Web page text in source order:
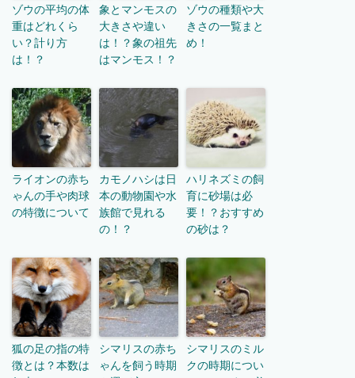
ゾウの平均の体
重はどれくら
い？計り方
は！？
象とマンモスの
大きさや違い
は！？象の祖先
はマンモス！？
ゾウの種類や大
きさの一覧まと
め！
ライオンの赤ち
ゃんの手や肉球
の特徴について
カモノハシは日
本の動物園や水
族館で見れる
の！？
ハリネズミの飼
育に砂場は必
要！？おすすめ
の砂は？
狐の足の指の特
徴とは？本数は
シマリスの赤ち
ゃんを飼う時期
シマリスのミル
クの時期につい